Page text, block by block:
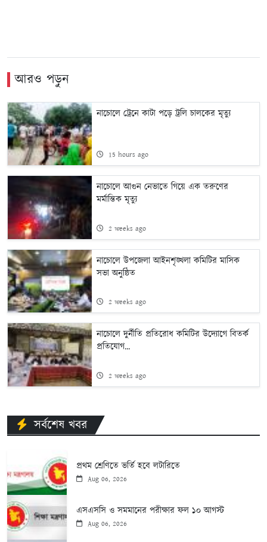
আরও পড়ুন
নাচোলে ট্রেনে কাটা পড়ে ট্রলি চালকের মৃত্যু
15 hours ago
নাচোলে আগুন নেভাতে গিয়ে এক তরুণের
মর্মান্তিক মৃত্যু
2 weeks ago
নাচোলে উপজেলা আইনশৃঙ্খলা কমিটির মাসিক
সভা অনুষ্ঠিত
2 weeks ago
নাচোলে দুর্নীতি প্রতিরোধ কমিটির উদ্যোগে বিতর্ক
প্রতিযোগ...
2 weeks ago
সর্বশেষ খবর
প্রথম শ্রেণিতে ভর্তি হবে লটারিতে
Aug 06, 2026
এসএসসি ও সমমানের পরীক্ষার ফল ১০ আগস্ট
Aug 06, 2026